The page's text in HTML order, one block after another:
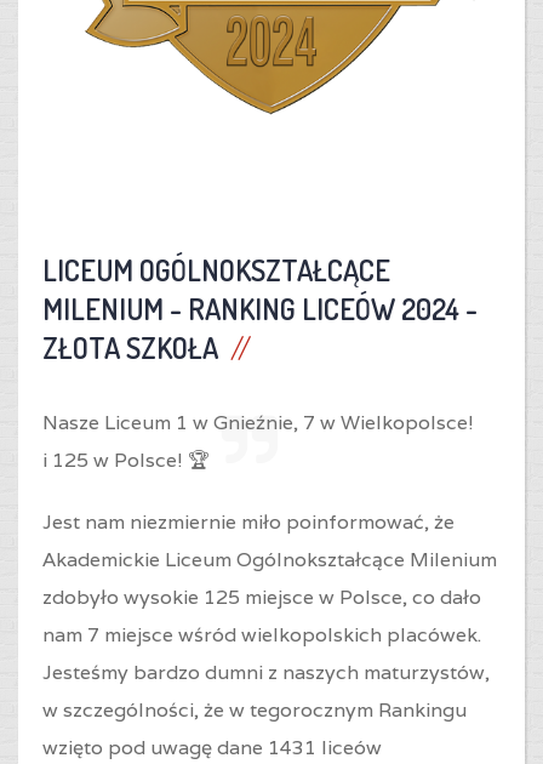
LICEUM OGÓLNOKSZTAŁCĄCE
MILENIUM - RANKING LICEÓW 2024 -
ZŁOTA SZKOŁA
Nasze Liceum 1 w Gnieźnie, 7 w Wielkopolsce!
i 125 w Polsce! 🏆
Jest nam niezmiernie miło poinformować, że
Akademickie Liceum Ogólnokształcące Milenium
zdobyło wysokie 125 miejsce w Polsce, co dało
nam 7 miejsce wśród wielkopolskich placówek.
Jesteśmy bardzo dumni z naszych maturzystów,
w szczególności, że w tegorocznym Rankingu
wzięto pod uwagę dane 1431 liceów